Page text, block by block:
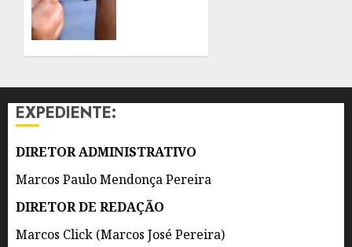
AGOSTO
DE 2026
E
5 DE
AGOSTO
0
EXPEDIENTE:
DIRETOR ADMINISTRATIVO
Marcos Paulo Mendonça Pereira
DIRETOR DE REDAÇÃO
Marcos Click (Marcos José Pereira)